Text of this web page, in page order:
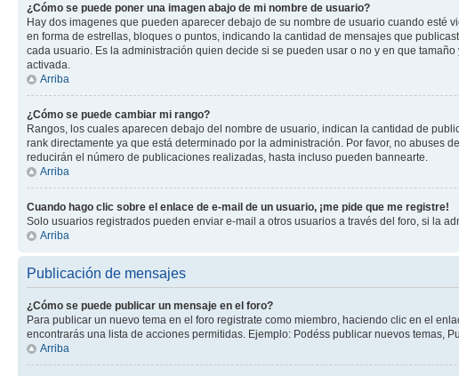
¿Cómo se puede poner una imagen abajo de mi nombre de usuario?
Hay dos imagenes que pueden aparecer debajo de su nombre de usuario cuando
en forma de estrellas, bloques o puntos, indicando la cantidad de mensajes que
cada usuario. Es la administración quien decide si se pueden usar o no y en que
activada.
Arriba
¿Cómo se puede cambiar mi rango?
Rangos, los cuales aparecen debajo del nombre de usuario, indican la cantidad de
rank directamente ya que está determinado por la administración. Por favor, no abuses
reducirán el número de publicaciones realizadas, hasta incluso pueden bannearte.
Arriba
Cuando hago clic sobre el enlace de e-mail de un usuario, ¡me pide que me registre!
Solo usuarios registrados pueden enviar e-mail a otros usuarios a través del foro, si la
Arriba
Publicación de mensajes
¿Cómo se puede publicar un mensaje en el foro?
Para publicar un nuevo tema en el foro registrate como miembro, haciendo clic en el
encontrarás una lista de acciones permitidas. Ejemplo: Podéss publicar nuevos temas,
Arriba